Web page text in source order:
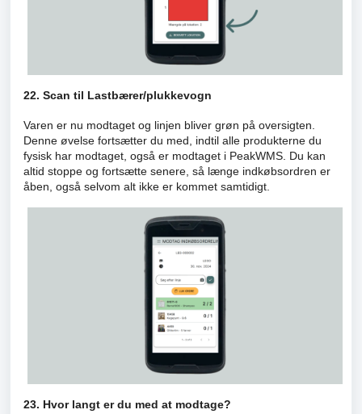
22. Scan til Lastbærer/plukkevogn
Varen er nu modtaget og linjen bliver grøn på oversigten.
Denne øvelse fortsætter du med, indtil alle produkterne du
fysisk har modtaget, også er modtaget i PeakWMS. Du kan
altid stoppe og fortsætte senere, så længe indkøbsordren er
åben, også selvom alt ikke er kommet samtidigt.
23. Hvor langt er du med at modtage?